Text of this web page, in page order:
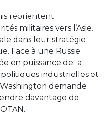
réorientent
militaires vers l’Asie,
dans leur stratégie
Face à une Russie
en puissance de la
politiques industrielles et
Washington demande
davantage de